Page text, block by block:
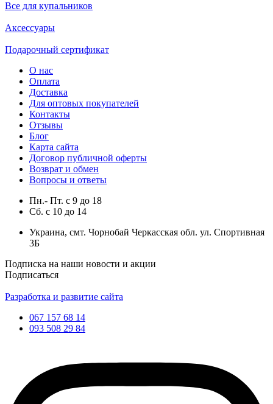
Все для купальников
Аксессуары
Подарочный сертификат
О нас
Оплата
Доставка
Для оптовых покупателей
Контакты
Отзывы
Блог
Карта сайта
Договор публичной оферты
Возврат и обмен
Вопросы и ответы
Пн.- Пт. с 9 до 18
Сб. с 10 до 14
Украина, смт. Чорнобай Черкасская обл. ул. Спортивная
3Б
Подписка на наши новости и акции
Подписаться
Разработка и развитие сайта
067 157 68 14
093 508 29 84